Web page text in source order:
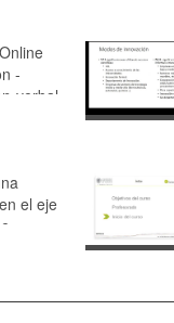
-
verbal
el eje